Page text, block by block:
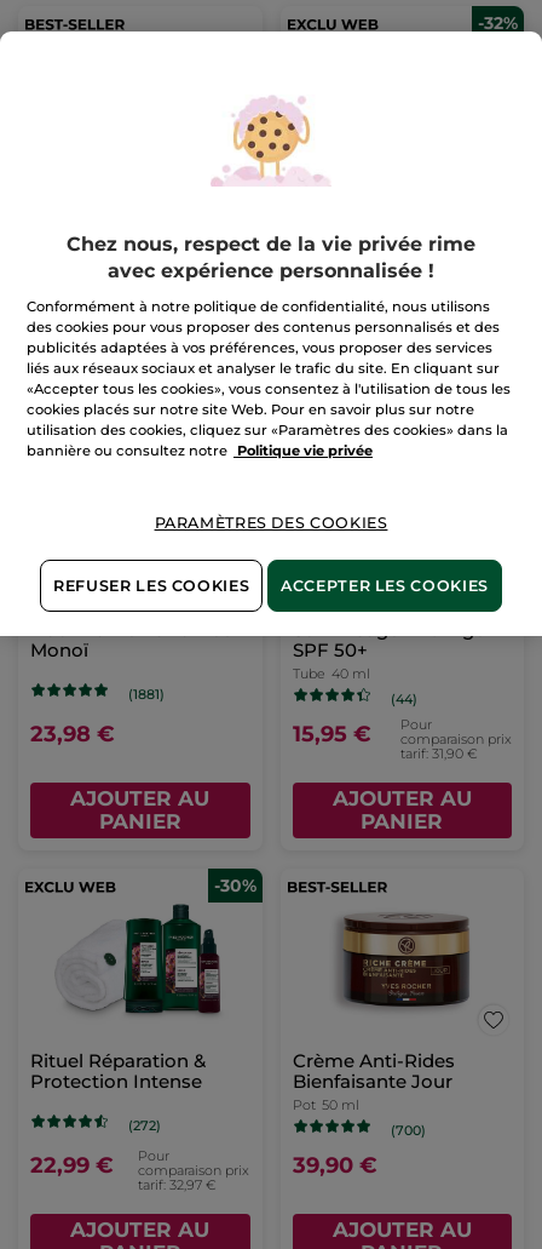
50 ml
(764)
35,90 €
AJOUTER AU
PANIER
-32%
(160)
25,99 €
comparaison prix
tarif: 37,98 €
AJOUTER AU
PANIER
Monoï
(1881)
23,98 €
AJOUTER AU
PANIER
SPF 50+
Tube 40 ml
(44)
15,95 €
Pour
comparaison prix
tarif: 31,90 €
AJOUTER AU
PANIER
-30%
Rituel Réparation &
Protection Intense
(272)
22,99 €
Pour
comparaison prix
tarif: 32,97 €
AJOUTER AU
Crème Anti-Rides
Bienfaisante Jour
Pot 50 ml
(700)
39,90 €
AJOUTER AU
Chez nous, respect de la vie privée rime
avec expérience personnalisée !
Conformément à notre politique de confidentialité, nous utilisons
des cookies pour vous proposer des contenus personnalisés et des
publicités adaptées à vos préférences, vous proposer des services
liés aux réseaux sociaux et analyser le trafic du site. En cliquant sur
«Accepter tous les cookies», vous consentez à l'utilisation de tous les
cookies placés sur notre site Web. Pour en savoir plus sur notre
utilisation des cookies, cliquez sur «Paramètres des cookies» dans la
bannière ou consultez notre
Politique vie privée
PARAMÈTRES DES COOKIES
REFUSER LES COOKIES ACCEPTER LES COOKIES